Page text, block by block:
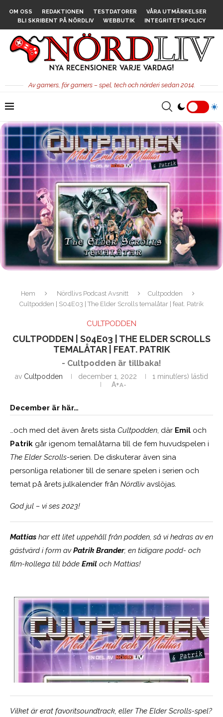
OM OSS REDAKTIONEN TESTDATORER
VÅRA UTMÄRKELSER
BLI SKRIBENT PÅ NÖRDLIV
WEBBUTIK INTEGRITETSPOLICY
Av gamers, för gamers – spel, tech och nörderi sedan 2014.
Hem Nördlivs Podcast Avsnitt
Cultpodden
Cultpodden | S04E03 | The Elder Scrolls temalåtar | feat. Patrik
CULTPODDEN
CULTPODDEN | S04E03 | THE ELDER SCROLLS
TEMALÅTAR | FEAT. PATRIK
- Cultpodden är tillbaka!
av Cultpodden december 1, 2022
1 minut(ers) lästid
A+A-
December är här…
…och med det även årets sista Cultpodden, där Emil och
Patrik går igenom temalåtarna till de fem huvudspelen i
The Elder Scrolls-serien. De diskuterar även sina
personliga relationer till de senare spelen i serien och
temat på årets julkalender från Nördliv avslöjas.
God jul – vi ses 2023!
Mattias har ett litet uppehåll från podden, så vi hedras av en
gästvärd i form avPatrik Brander; en tidigare podd- och
film-kollega till både Emil och Mattias!
Vilket är erat favoritsoundtrack, eller The Elder Scrolls-spel?